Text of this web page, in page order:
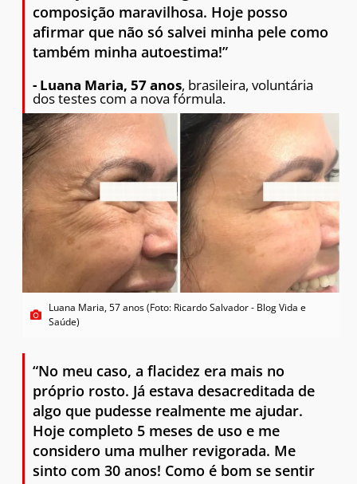
composição maravilhosa. Hoje posso
afirmar que não só salvei minha pele como
também minha autoestima!”
- Luana Maria, 57 anos, brasileira, voluntária
dos testes com a nova fórmula.
Luana Maria, 57 anos (Foto: Ricardo Salvador - Blog Vida e
Saúde)
“No meu caso, a flacidez era mais no
próprio rosto. Já estava desacreditada de
algo que pudesse realmente me ajudar.
Hoje completo 5 meses de uso e me
considero uma mulher revigorada. Me
sinto com 30 anos! Como é bom se sentir